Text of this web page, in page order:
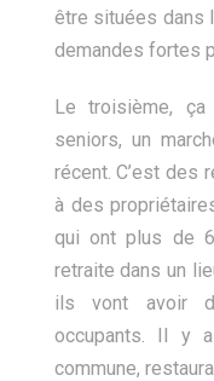
être situées dans
demandes fortes
Le troisième,
seniors, un
récent. C’est des
à des
qui ont plus de
retraite dans un
ils vont avoir
occupants. Il y
commune,